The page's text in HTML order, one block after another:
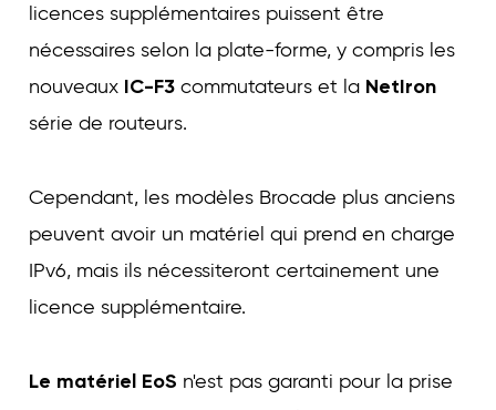
licences supplémentaires puissent être
nécessaires selon la plate-forme, y compris les
nouveaux IC-F3 commutateurs et la NetIron
série de routeurs.
Cependant, les modèles Brocade plus anciens
peuvent avoir un matériel qui prend en charge
IPv6, mais ils nécessiteront certainement une
licence supplémentaire.
Le matériel EoS n'est pas garanti pour la prise